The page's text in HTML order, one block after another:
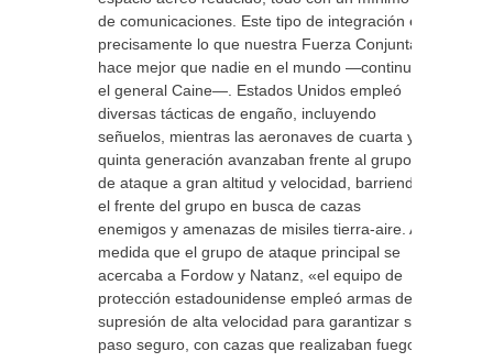
de comunicaciones. Este tipo de integración es
precisamente lo que nuestra Fuerza Conjunta
hace mejor que nadie en el mundo —continuó
el general Caine—. Estados Unidos empleó
diversas tácticas de engaño, incluyendo
señuelos, mientras las aeronaves de cuarta y
quinta generación avanzaban frente al grupo
de ataque a gran altitud y velocidad, barriendo
el frente del grupo en busca de cazas
enemigos y amenazas de misiles tierra-aire. A
medida que el grupo de ataque principal se
acercaba a Fordow y Natanz, «el equipo de
protección estadounidense empleó armas de
supresión de alta velocidad para garantizar su
paso seguro, con cazas que realizaban fuego